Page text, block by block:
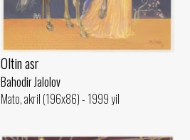
Oltin asr
Bahodir Jalolov
Mato, akril (196x86) - 1999 yil